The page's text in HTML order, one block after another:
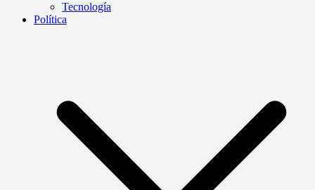
Tecnología
Política